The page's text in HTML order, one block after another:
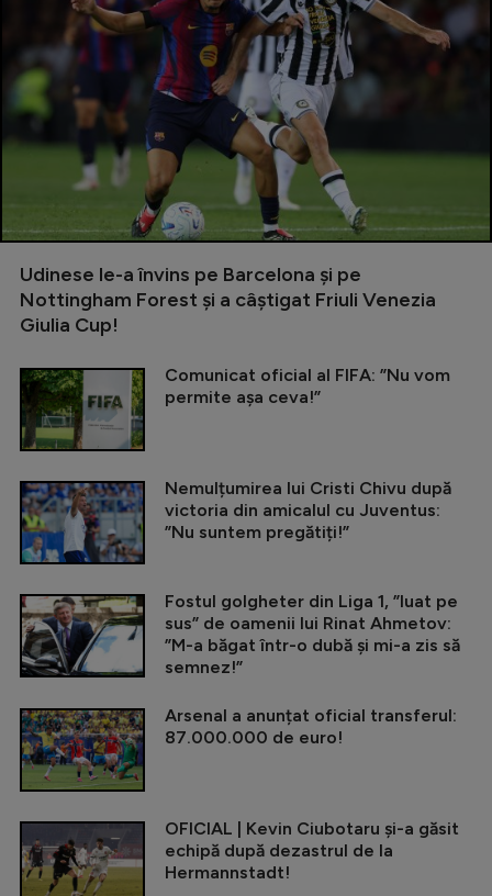
Udinese le-a învins pe Barcelona și pe
Nottingham Forest și a câștigat Friuli Venezia
Giulia Cup!
Comunicat oficial al FIFA: ”Nu vom
permite așa ceva!”
Nemulțumirea lui Cristi Chivu după
victoria din amicalul cu Juventus:
”Nu suntem pregătiți!”
Fostul golgheter din Liga 1, ”luat pe
sus” de oamenii lui Rinat Ahmetov:
”M-a băgat într-o dubă și mi-a zis să
semnez!”
Arsenal a anunțat oficial transferul:
87.000.000 de euro!
OFICIAL | Kevin Ciubotaru și-a găsit
echipă după dezastrul de la
Hermannstadt!